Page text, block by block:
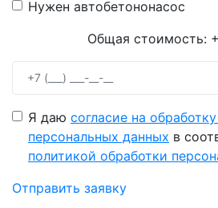
Нужен автобетононасос
Общая стоимость:
Я даю согласие на
персональных данных в
политикой обработки
Отправить заявку